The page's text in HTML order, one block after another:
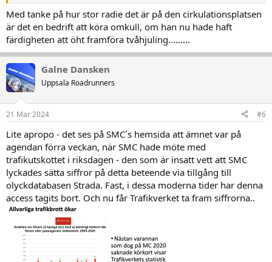
Med tanke på hur stor radie det är på den cirkulationsplatsen
är det en bedrift att köra omkull, om han nu hade haft
färdigheten att öht framföra tvåhjuling.........
Galne Dansken
Uppsala Roadrunners
21 Mar 2024 #6
Lite apropo - det ses på SMC´s hemsida att ämnet var på
agendan förra veckan, när SMC hade möte med
trafikutskottet i riksdagen - den som är insatt vett att SMC
lyckades sätta siffror på detta beteende via tillgång till
olyckdatabasen Strada. Fast, i dessa moderna tider har denna
access tagits bort. Och nu får Trafikverket ta fram siffrorna..